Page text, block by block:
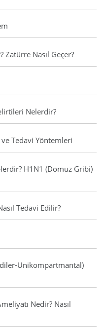
Nasıl Geçer?
Nelerdir?
Tedavi Yöntemleri
H1N1 (Domuz Gribi)
Tedavi Edilir?
Unikompartmantal)
Nedir? Nasıl